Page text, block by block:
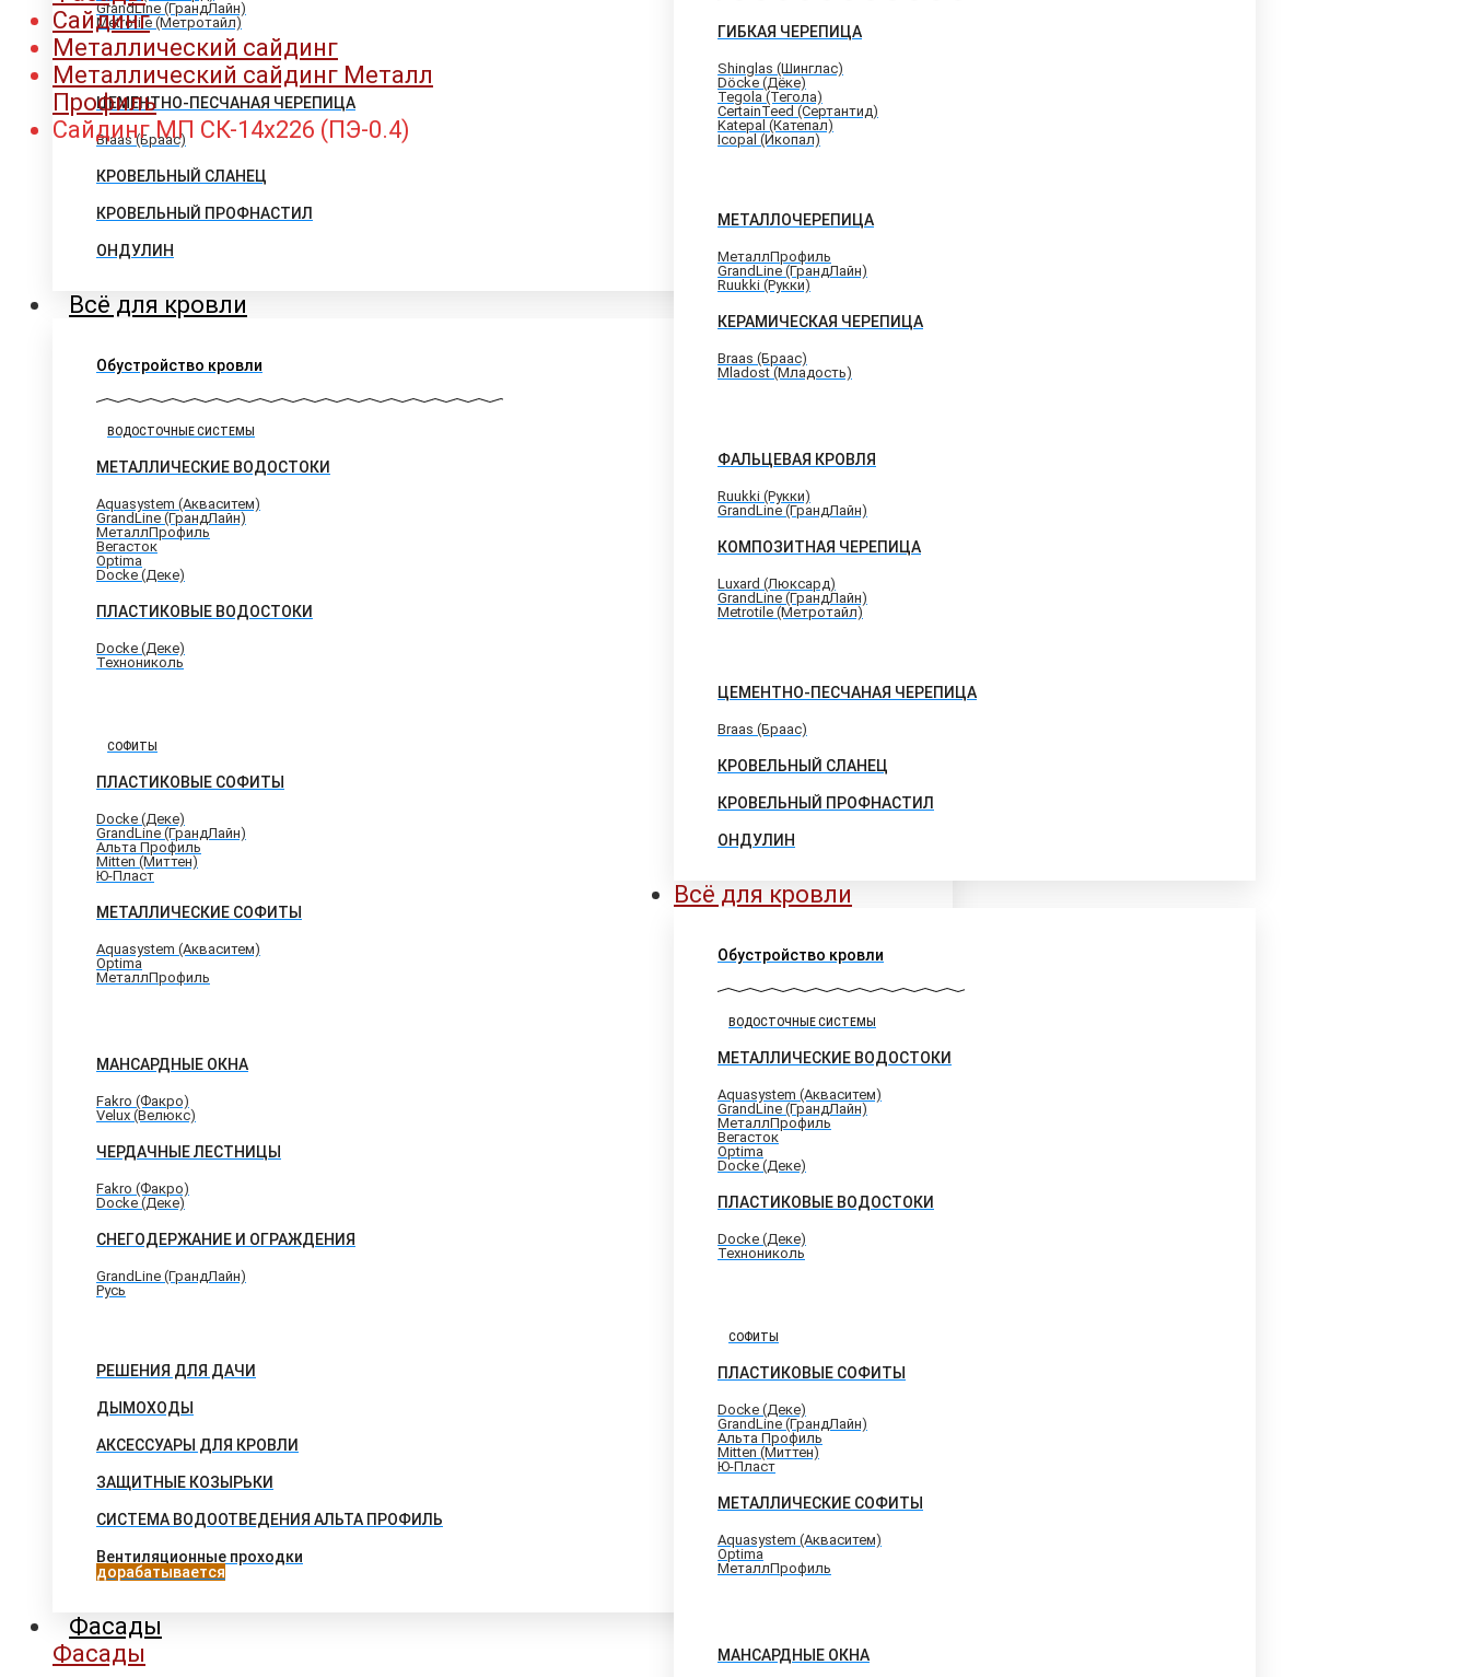
GrandLine (ГрандЛайн)
Metrotile (Метротайл)
ЦЕМЕНТНО-ПЕСЧАНАЯ ЧЕРЕПИЦА
Braas (Браас)
КРОВЕЛЬНЫЙ СЛАНЕЦ
КРОВЕЛЬНЫЙ ПРОФНАСТИЛ
ОНДУЛИН
Всё для кровли
Обустройство кровли
ВОДОСТОЧНЫЕ СИСТЕМЫ
МЕТАЛЛИЧЕСКИЕ ВОДОСТОКИ
Aquasystem (Акваситем)
GrandLine (ГрандЛайн)
МеталлПрофиль
Вегасток
Optima
Docke (Деке)
ПЛАСТИКОВЫЕ ВОДОСТОКИ
Docke (Деке)
Технониколь
СОФИТЫ
ПЛАСТИКОВЫЕ СОФИТЫ
Docke (Деке)
GrandLine (ГрандЛайн)
Альта Профиль
Mitten (Миттен)
Ю-Пласт
МЕТАЛЛИЧЕСКИЕ СОФИТЫ
Aquasystem (Акваситем)
Optima
МеталлПрофиль
МАНСАРДНЫЕ ОКНА
Fakro (Факро)
Velux (Велюкс)
ЧЕРДАЧНЫЕ ЛЕСТНИЦЫ
Fakro (Факро)
Docke (Деке)
СНЕГОДЕРЖАНИЕ И ОГРАЖДЕНИЯ
GrandLine (ГрандЛайн)
Русь
РЕШЕНИЯ ДЛЯ ДАЧИ
ДЫМОХОДЫ
АКСЕССУАРЫ ДЛЯ КРОВЛИ
ЗАЩИТНЫЕ КОЗЫРЬКИ
СИСТЕМА ВОДООТВЕДЕНИЯ АЛЬТА ПРОФИЛЬ
Вентиляционные проходки
дорабатывается
Фасады
Фасады
ГИБКАЯ ЧЕРЕПИЦА
Shinglas (Шинглас)
Döcke (Дёке)
Tegola (Тегола)
CertainTeed (Сертантид)
Katepal (Катепал)
Icopal (Икопал)
МЕТАЛЛОЧЕРЕПИЦА
МеталлПрофиль
GrandLine (ГрандЛайн)
Ruukki (Рукки)
КЕРАМИЧЕСКАЯ ЧЕРЕПИЦА
Braas (Браас)
Mladost (Младость)
ФАЛЬЦЕВАЯ КРОВЛЯ
Ruukki (Рукки)
GrandLine (ГрандЛайн)
КОМПОЗИТНАЯ ЧЕРЕПИЦА
Luxard (Люксард)
GrandLine (ГрандЛайн)
Metrotile (Метротайл)
ЦЕМЕНТНО-ПЕСЧАНАЯ ЧЕРЕПИЦА
Braas (Браас)
КРОВЕЛЬНЫЙ СЛАНЕЦ
КРОВЕЛЬНЫЙ ПРОФНАСТИЛ
ОНДУЛИН
Всё для кровли
Обустройство кровли
ВОДОСТОЧНЫЕ СИСТЕМЫ
МЕТАЛЛИЧЕСКИЕ ВОДОСТОКИ
Aquasystem (Акваситем)
GrandLine (ГрандЛайн)
МеталлПрофиль
Вегасток
Optima
Docke (Деке)
ПЛАСТИКОВЫЕ ВОДОСТОКИ
Docke (Деке)
Технониколь
СОФИТЫ
ПЛАСТИКОВЫЕ СОФИТЫ
Docke (Деке)
GrandLine (ГрандЛайн)
Альта Профиль
Mitten (Миттен)
Ю-Пласт
МЕТАЛЛИЧЕСКИЕ СОФИТЫ
Aquasystem (Акваситем)
Optima
МеталлПрофиль
МАНСАРДНЫЕ ОКНА
Сайдинг
Металлический сайдинг
Металлический сайдинг Металл
Профиль
Сайдинг МП СК-14х226 (ПЭ-0.4)